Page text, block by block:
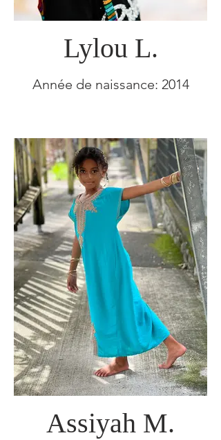
Lylou L.
Année de naissance: 2014
Assiyah M.